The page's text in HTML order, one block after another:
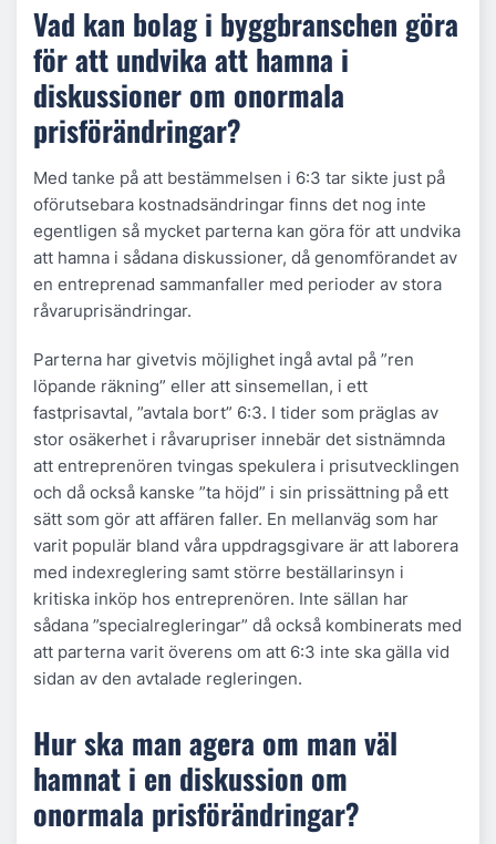
Vad kan bolag i byggbranschen göra
för att undvika att hamna i
diskussioner om onormala
prisförändringar?
Med tanke på att bestämmelsen i 6:3 tar sikte just på
oförutsebara kostnadsändringar finns det nog inte
egentligen så mycket parterna kan göra för att undvika
att hamna i sådana diskussioner, då genomförandet av
en entreprenad sammanfaller med perioder av stora
råvaruprisändringar.
Parterna har givetvis möjlighet ingå avtal på ”ren
löpande räkning” eller att sinsemellan, i ett
fastprisavtal, ”avtala bort” 6:3. I tider som präglas av
stor osäkerhet i råvarupriser innebär det sistnämnda
att entreprenören tvingas spekulera i prisutvecklingen
och då också kanske ”ta höjd” i sin prissättning på ett
sätt som gör att affären faller. En mellanväg som har
varit populär bland våra uppdragsgivare är att laborera
med indexreglering samt större beställarinsyn i
kritiska inköp hos entreprenören. Inte sällan har
sådana ”specialregleringar” då också kombinerats med
att parterna varit överens om att 6:3 inte ska gälla vid
sidan av den avtalade regleringen.
Hur ska man agera om man väl
hamnat i en diskussion om
onormala prisförändringar?